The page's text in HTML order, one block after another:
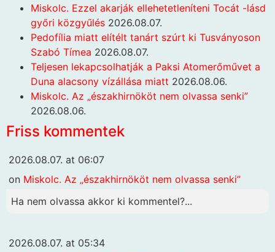
Miskolc. Ezzel akarják ellehetetleníteni Tocát -lásd
győri közgyűlés 2026.08.07.
Pedofília miatt elítélt tanárt szúrt ki Tusványoson
Szabó Tímea 2026.08.07.
Teljesen lekapcsolhatják a Paksi Atomerőművet a
Duna alacsony vízállása miatt 2026.08.06.
Miskolc. Az „északhirnököt nem olvassa senki”
2026.08.06.
Friss kommentek
2026.08.07. at 06:07
on Miskolc. Az „északhirnököt nem olvassa senki”
Ha nem olvassa akkor ki kommentel?...
2026.08.07. at 05:34